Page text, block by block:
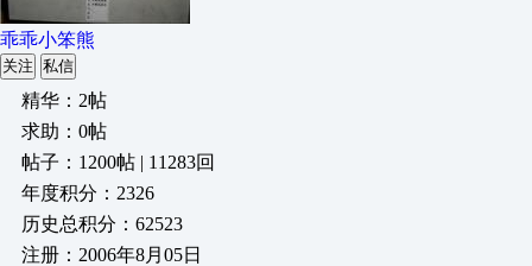
乖乖小笨熊
关注 私信
精华：2帖
求助：0帖
帖子：1200帖 | 11283回
年度积分：2326
历史总积分：62523
注册：2006年8月05日